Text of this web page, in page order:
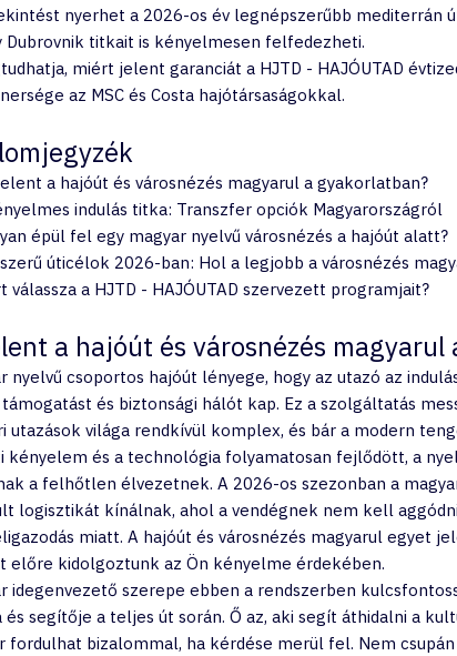
nyerhet a 2026-os év legnépszerűbb mediterrán
Dubrovnik titkait is kényelmesen felfedezheti.
miért jelent garanciát a HJTD - HAJÓUTAD
az MSC és Costa hajótársaságokkal.
a hajóút és városnézés magyarul a gyakorlatban?
indulás titka: Transzfer opciók Magyarországról
épül fel egy magyar nyelvű városnézés a hajóút alatt?
úticélok 2026-ban: Hol a legjobb a városnézés
válassza a HJTD - HAJÓUTAD szervezett programjait?
a hajóút és városnézés magyarul
nyelvű csoportos hajóút lényege, hogy az utazó az
és biztonsági hálót kap. Ez a szolgáltatás
utazások világa rendkívül komplex, és bár a modern
kényelem és a technológia folyamatosan fejlődött, a
a felhőtlen élvezetnek. A 2026-os szezonban a
logisztikát kínálnak, ahol a vendégnek nem kell
miatt. A hajóút és városnézés magyarul egyet
előre kidolgoztunk az Ön kényelme érdekében.
idegenvezető szerepe ebben a rendszerben
és segítője a teljes út során. Ő az, aki segít áthidalni a
fordulhat bizalommal, ha kérdése merül fel. Nem